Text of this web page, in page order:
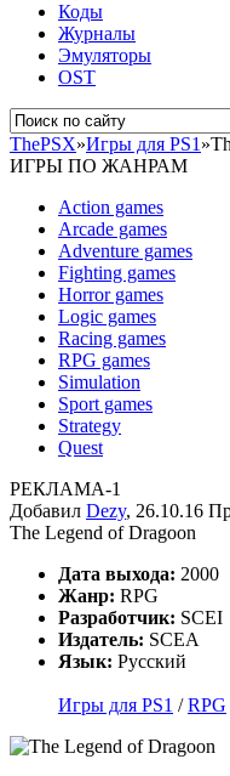
Коды
Журналы
Эмуляторы
OST
ThePSX»Игры для PS1
ИГРЫ ПО ЖАНРАМ
Action games
Arcade games
Adventure games
Fighting games
Horror games
Logic games
Racing games
RPG games
Simulation
Sport games
Strategy
Quest
РЕКЛАМА-1
Добавил Dezy, 26.10.16
The Legend of Dragoon
Дата выхода: 2000
Жанр: RPG
Разработчик: SCEI
Издатель: SCEA
Язык: Русский
Игры для PS1 /RPG